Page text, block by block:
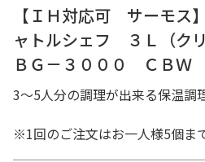
【ＩＨ対応可 サーモス
ャトルシェフ ３Ｌ（ク
ＢＧ－３０００ ＣＢＷ
3～5人分の調理が出来る保温調
※1回のご注文はお一人様5個ま